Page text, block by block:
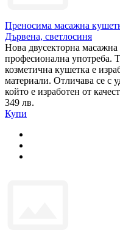
Преносима масажна
Дървена, светлосиня
Нова двусекторна
професионална употреба.
козметична кушетка е
материали. Отличава се с
който е изработен от
349 лв.
Купи